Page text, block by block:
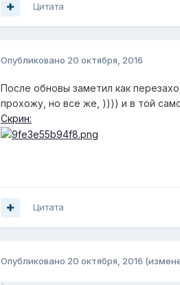
Цитата
Опубликовано 20 октября, 2016
После обновы заметил как
прохожу, но все же, )))) и в той
Скрин:
Цитата
Опубликовано 20 октября, 2016